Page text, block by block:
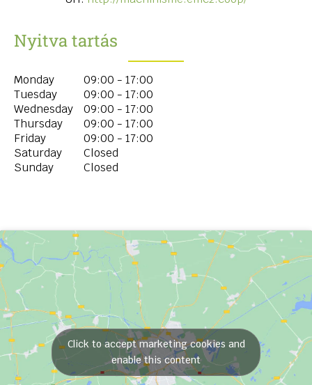
Nyitva tartás
Monday
09:00 - 17:00
Tuesday
09:00 - 17:00
Wednesday
09:00 - 17:00
Thursday
09:00 - 17:00
Friday
09:00 - 17:00
Saturday
Closed
Sunday
Closed
Click to accept marketing cookies and
enable this content